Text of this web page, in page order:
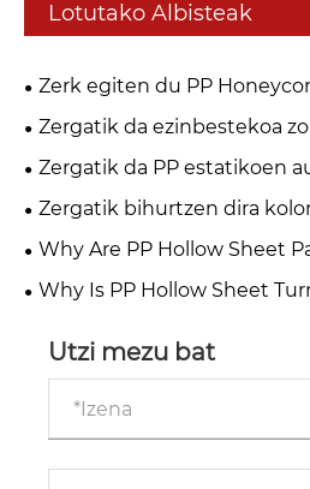
Lotutako Albisteak
Zerk egiten du PP
eraginkorra ontzi eta
Zergatik da ezinbestekoa
eraikuntza eta eraberritze
Zergatik da PP estatikoen
ezinbestekoa ontzi
industrialerako?
Zergatik bihurtzen dira
xaflak ezinbestekoak
Why Are PP Hollow Sheet
Modern Packaging and
Why Is PP Hollow Sheet
Utzi mezu bat